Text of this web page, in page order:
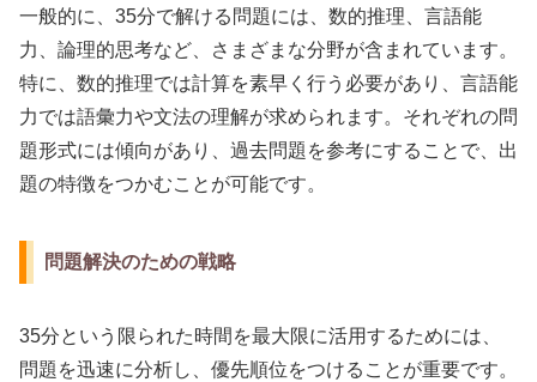
一般的に、35分で解ける問題には、数的推理、言語能
力、論理的思考など、さまざまな分野が含まれています。
特に、数的推理では計算を素早く行う必要があり、言語能
力では語彙力や文法の理解が求められます。それぞれの問
題形式には傾向があり、過去問題を参考にすることで、出
題の特徴をつかむことが可能です。
問題解決のための戦略
35分という限られた時間を最大限に活用するためには、
問題を迅速に分析し、優先順位をつけることが重要です。